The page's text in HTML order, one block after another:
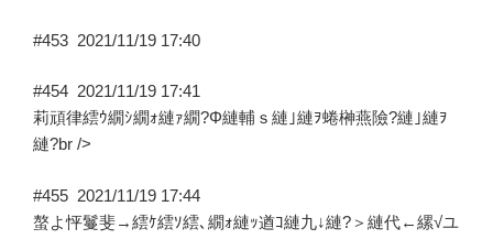
#453 2021/11/19 17:40
#454 2021/11/19 17:41
莉頑律繧ｳ繝ｼ繝ｫ縺ｧ繝?Φ縺輔ｓ縺｣縺ｦ蜷榊燕險?縺｣縺ｦ
縺?br />
#455 2021/11/19 17:44
螯よ怦鬘斐→繧ｹ繧ｿ繧､繝ｫ縺ｯ遒ｺ縺九↓縺?＞縺代←縲√ユ